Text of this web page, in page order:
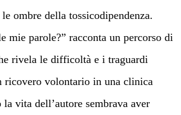
ombre della tossicodipendenza.
mie parole?” racconta un percorso di
rivela le difficoltà e i traguardi
ricovero volontario in una clinica
vita dell’autore sembrava aver